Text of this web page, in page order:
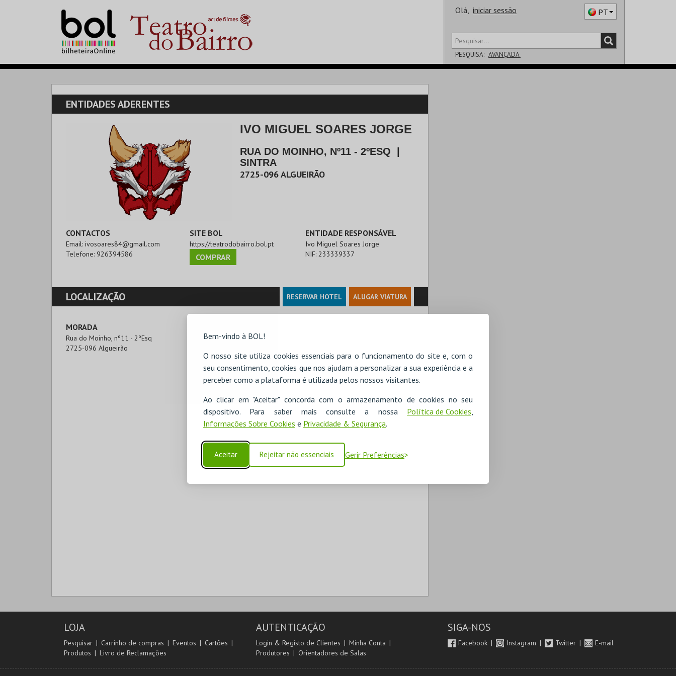
Bem-vindo à BOL!
O nosso site utiliza cookies essenciais para o funcionamento do site e, com o
seu consentimento, cookies que nos ajudam a personalizar a sua experiência e a
perceber como a plataforma é utilizada pelos nossos visitantes.
Ao clicar em "Aceitar" concorda com o armazenamento de cookies no seu
dispositivo. Para saber mais consulte a nossa Política de Cookies,
Informações Sobre Cookies e Privacidade & Segurança.
Aceitar Rejeitar não essenciais Gerir Preferências
Olá, iniciar sessão PT
PESQUISA: AVANÇADA
ENTIDADES ADERENTES
IVO MIGUEL SOARES JORGE
RUA DO MOINHO, Nº11 - 2ºESQ
SINTRA
2725-096ALGUEIRÃO
CONTACTOS
Email: ivosoares84@gmail.com
Telefone: 926394586
SITE BOL
https://teatrodobairro.bol.pt
COMPRAR
ENTIDADE RESPONSÁVEL
Ivo Miguel Soares Jorge
NIF:233339337
LOCALIZAÇÃO RESERVAR HOTEL ALUGAR VIATURA
MORADA
Rua do Moinho, nº11 - 2ºEsq
2725-096 Algueirão
LOJA
Pesquisar Carrinho de compras Eventos
Cartões
Produtos
Livro de Reclamações
AUTENTICAÇÃO
Login & Registo de Clientes
Minha Conta
Produtores
Orientadores de Salas
SIGA-NOS
Facebook Instagram Twitter E-mail